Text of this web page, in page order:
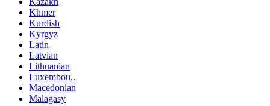
Khmer
Kurdish
Kyrgyz
Latin
Latvian
Lithuanian
Luxembou..
Macedonian
Malagasy